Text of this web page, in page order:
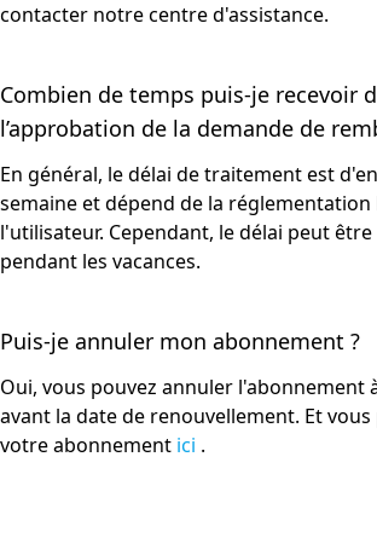
contacter notre centre d'assistance.
Combien de temps puis-je recevoir
l’approbation de la demande de
En général, le délai de traitement est
semaine et dépend de la réglementation
l'utilisateur. Cependant, le délai peut
pendant les vacances.
Puis-je annuler mon abonnement ?
Oui, vous pouvez annuler l'abonnement
avant la date de renouvellement. Et
votre abonnement ici .